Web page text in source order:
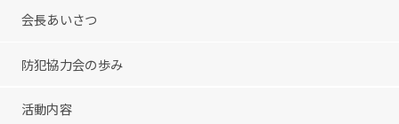
会長あいさつ
防犯協力会の歩み
活動内容